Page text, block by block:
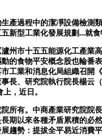
過程中的潔凈設備檢測類
新型工業化發展規劃...就
市十五五能源化工產業高
的食物平安概念股也輪番
工業和消息化局組織召開
事長、研究院執行院長楊
，近日。
有。中商產業研究院院長
期以來各種矛盾累積的必
趨勢：提拔全平易近消費